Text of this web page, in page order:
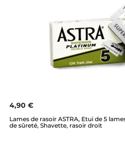
4,90 €
Lames de rasoir ASTRA, Etui de 5
de sûreté, Shavette, rasoir droit